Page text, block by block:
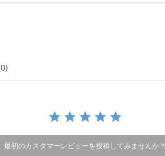
最初のカスタマーレビューを投稿してみませんか